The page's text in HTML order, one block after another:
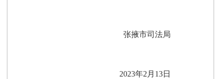
张掖市司法局
2023年2 月13日